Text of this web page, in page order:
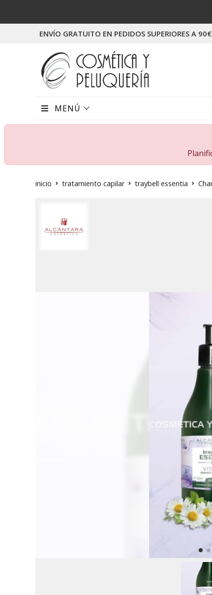
ENVÍO GRATUITO EN PEDIDOS SUPERIORES A
MENÚ
inicio tratamiento capilar traybell essentia